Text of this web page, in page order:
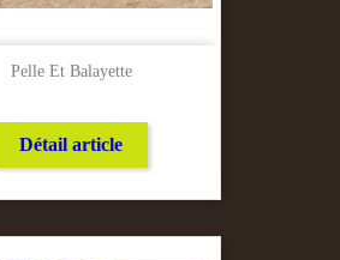
Pelle Et Balayette
Détail article